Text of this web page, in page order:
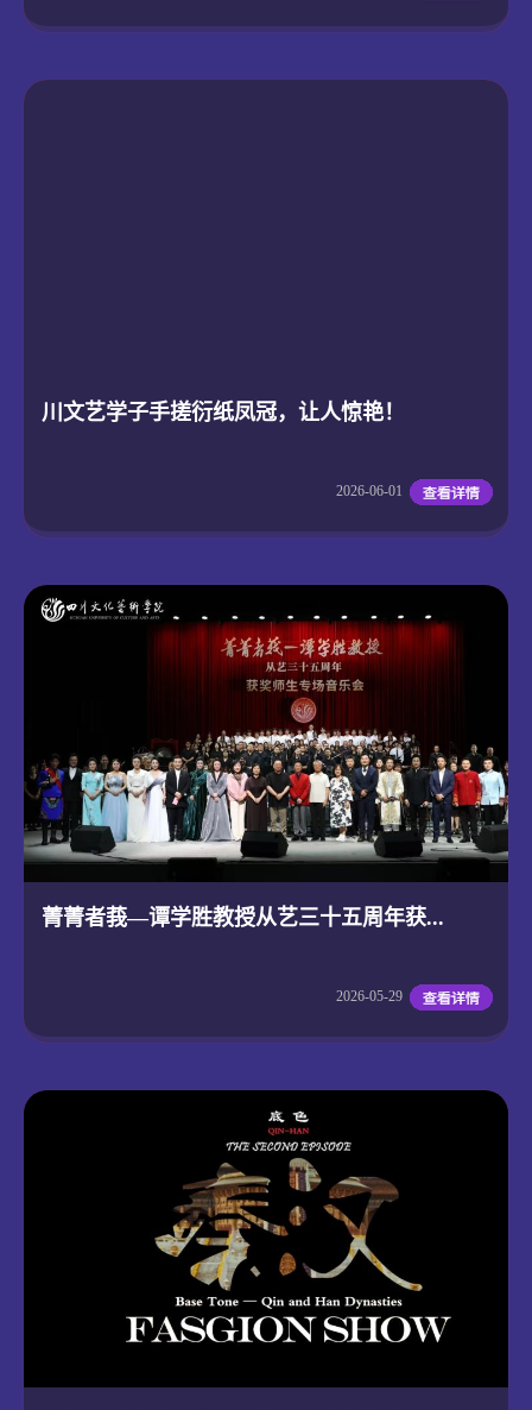
川文艺学子手搓衍纸凤冠，让人惊艳！
2026-06-01
菁菁者莪—谭学胜教授从艺三十五周年获...
2026-05-29